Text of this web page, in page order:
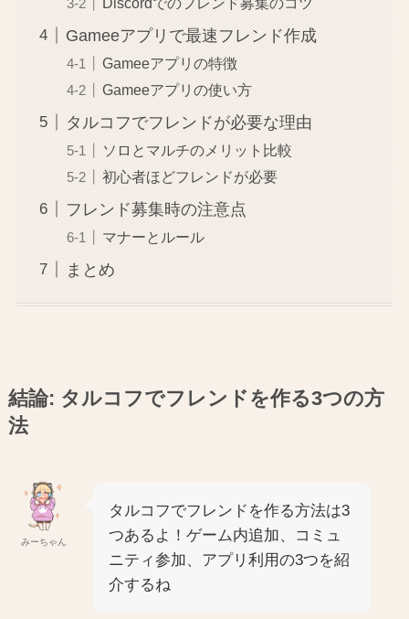
Gameeアプリで最速フレンド作成
Gameeアプリの特徴
Gameeアプリの使い方
タルコフでフレンドが必要な理由
ソロとマルチのメリット比較
初心者ほどフレンドが必要
フレンド募集時の注意点
マナーとルール
まとめ
結論: タルコフでフレンドを作る3つの方
法
みーちゃん
タルコフでフレンドを作る方法は3
つあるよ！ゲーム内追加、コミュ
ニティ参加、アプリ利用の3つを紹
介するね